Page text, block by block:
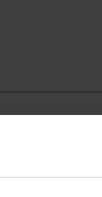
Zekerheid